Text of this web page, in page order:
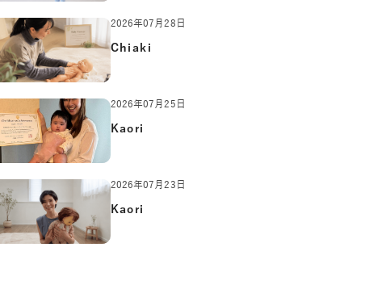
2026年07月28日
Chiaki
2026年07月25日
Kaori
2026年07月23日
Kaori